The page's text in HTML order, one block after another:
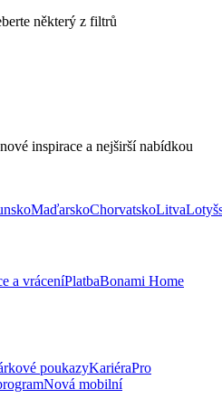
některý z filtrů
inspirace a nejširší nabídkou
MaďarskoChorvatskoLitva
a vráceníPlatbaBonami Home
poukazyKariéraPro
Nová mobilní